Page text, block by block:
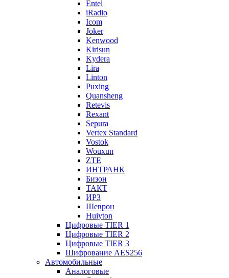
Entel
iRadio
Icom
Joker
Kenwood
Kirisun
Kydera
Lira
Linton
Puxing
Quansheng
Retevis
Rexant
Sepura
Vertex Standard
Vostok
Wouxun
ZTE
ИНТРАНК
Бизон
ТАКТ
ИРЗ
Шеврон
Huiyton
Цифровые TIER 1
Цифровые TIER 2
Цифровые TIER 3
Шифрование AES256
Автомобильные
Аналоговые